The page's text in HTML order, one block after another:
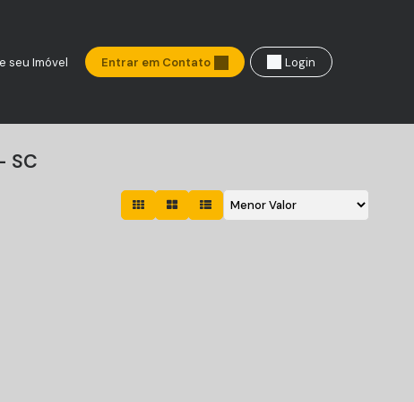
Login
Entrar em Contato
seu Imóvel
SC